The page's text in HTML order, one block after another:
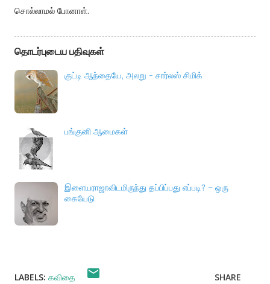
சொல்லாமல் போனாள்.
தொடர்புடைய பதிவுகள்
குட்டி ஆந்தையே, அலறு - சார்லஸ் சிமிக்
பங்குனி ஆமைகள்
இளையராஜாவிடமிருந்து தப்பிப்பது எப்படி? – ஒரு
கையேடு
LABELS: கவிதை SHARE